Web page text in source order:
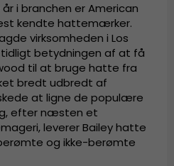
i branchen er American
kendte hattemærker.
virksomheden i Los
tidligt betydningen af at få
til at bruge hatte fra
bredt udbredt af
at ligne de populære
efter næsten et
leverer Bailey hatte
og ikke-berømte